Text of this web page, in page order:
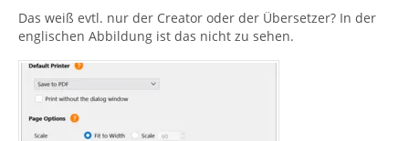
Das weiß evtl. nur der Creator oder der Übersetzer? In der
englischen Abbildung ist das nicht zu sehen.